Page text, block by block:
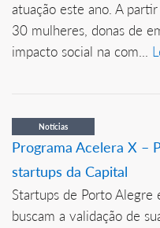
atuação este ano. A
30 mulheres, donas de
impacto social na com...
Notícias
Programa Acelera X –
startups da Capital
Startups de Porto Alegre
buscam a validação de